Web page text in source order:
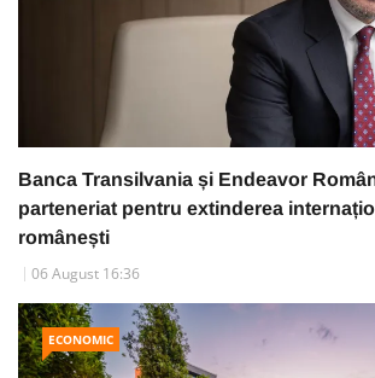
Banca Transilvania și Endeavor
parteneriat pentru extinderea
românești
06 August 16:36
ECONOMIC